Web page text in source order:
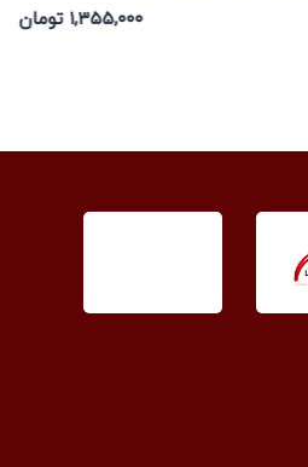
۱,۳۵۵,۰۰۰ تومان